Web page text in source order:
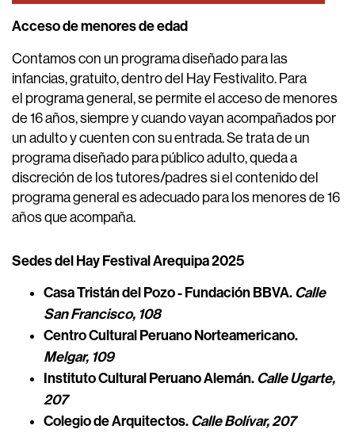
Acceso de menores de edad
Contamos con un programa diseñado para las
infancias, gratuito, dentro del Hay Festivalito. Para
el programa general, se permite el acceso de menores
de 16 años, siempre y cuando vayan acompañados por
un adulto y cuenten con su entrada. Se trata de un
programa diseñado para público adulto, queda a
discreción de los tutores/padres si el contenido del
programa general es adecuado para los menores de 16
años que acompaña.
Sedes del Hay Festival Arequipa 2025
Casa Tristán del Pozo - Fundación BBVA.Calle
San Francisco, 108
Centro Cultural Peruano Norteamericano.
Melgar, 109
Instituto Cultural Peruano Alemán.Calle Ugarte,
207
Colegio de Arquitectos.Calle Bolívar, 207